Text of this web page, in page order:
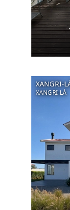
XANGRI-
XANGRI-LÁ